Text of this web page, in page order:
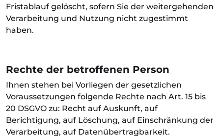
Fristablauf gelöscht, sofern Sie der weitergehenden
Verarbeitung und Nutzung nicht zugestimmt
haben.
Rechte der betroffenen Person
Ihnen stehen bei Vorliegen der gesetzlichen
Voraussetzungen folgende Rechte nach Art. 15 bis
20 DSGVO zu: Recht auf Auskunft, auf
Berichtigung, auf Löschung, auf Einschränkung der
Verarbeitung, auf Datenübertragbarkeit.